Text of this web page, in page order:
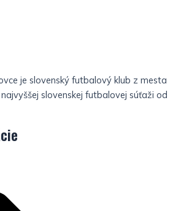
je slovenský futbalový klub z mesta
slovenskej futbalovej súťaži od